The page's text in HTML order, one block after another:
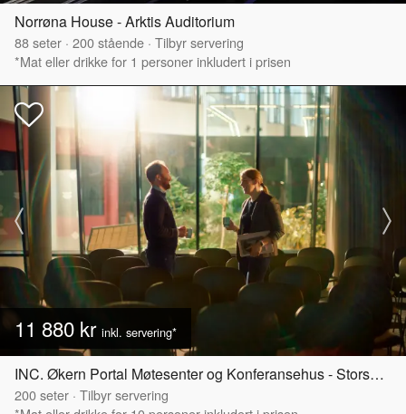
Norrøna House - Arktis Auditorium
88seter · 200stående · Tilbyr servering
*Mat eller drikke for 1 personer inkludert i prisen
11 880 kr inkl. servering*
INC. Økern Portal Møtesenter og Konferansehus - Storsalen
200seter · Tilbyr servering